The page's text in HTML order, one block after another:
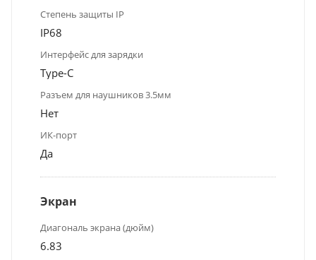
Степень защиты IP
IP68
Интерфейс для зарядки
Type-C
Разъем для наушников 3.5мм
Нет
ИК-порт
Да
Экран
Диагональ экрана (дюйм)
6.83